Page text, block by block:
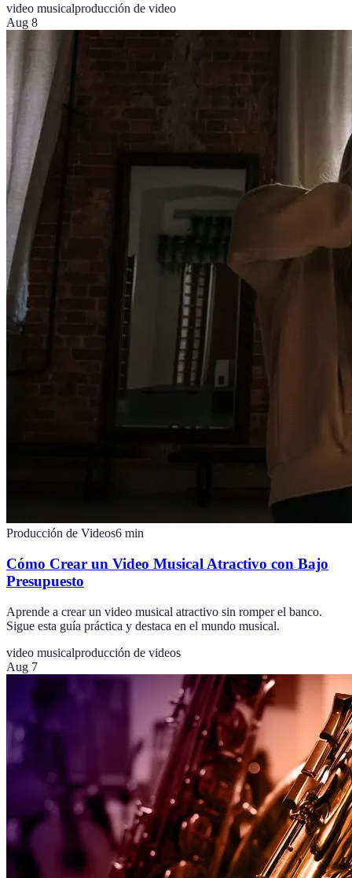
video musicalproducción de video
Aug 8
Producción de Videos6 min
Cómo Crear un Video Musical Atractivo con Bajo
Presupuesto
Aprende a crear un video musical atractivo sin romper el banco.
Sigue esta guía práctica y destaca en el mundo musical.
video musicalproducción de videos
Aug 7